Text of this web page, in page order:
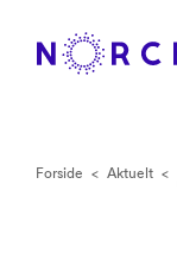
Forside < Aktuelt <